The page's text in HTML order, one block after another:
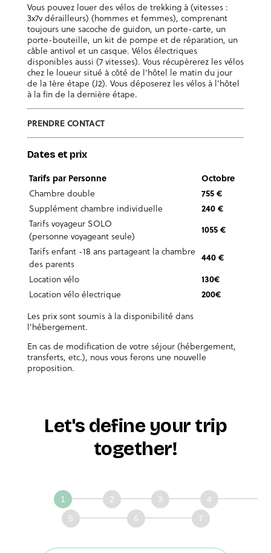
Vous pouvez louer des vélos de trekking à (vitesses :
3x7v dérailleurs) (hommes et femmes), comprenant
toujours une sacoche de guidon, un porte-carte, un
porte-bouteille, un kit de pompe et de réparation, un
câble antivol et un casque. Vélos électriques
disponibles aussi (7 vitesses). Vous récupèrerez les vélos
chez le loueur situé à côté de l’hôtel le matin du jour
de la 1ère étape (J2). Vous déposerez les vélos à l’hôtel
à la fin de la dernière étape.
PRENDRE CONTACT
Dates et prix
Tarifs par Personne
Octobre
Chambre double
755 €
Supplément chambre individuelle
240 €
Tarifs voyageur SOLO
(personne voyageant seule)
1055 €
Tarifs enfant -18 ans partageant la chambre
des parents
440 €
Location vélo
130€
Location vélo électrique
200€
Les prix sont soumis à la disponibilité dans
l’hébergement.
En cas de modification de votre séjour (hébergement,
transferts, etc.), nous vous ferons une nouvelle
proposition.
Let's define your trip
together!
Définissons
ensemble
votre